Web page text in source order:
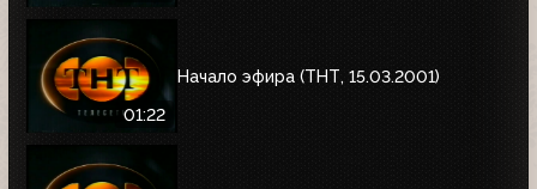
01:22
Начало эфира (ТНТ, 15.03.2001)